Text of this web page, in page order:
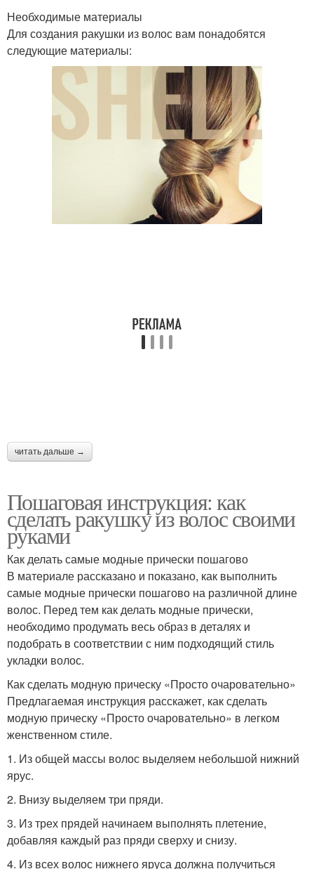
Необходимые материалы
Для создания ракушки из волос вам понадобятся
следующие материалы:
читать дальше →
Пошаговая инструкция: как
сделать ракушку из волос своими
руками
Как делать самые модные прически пошагово
В материале рассказано и показано, как выполнить
самые модные прически пошагово на различной длине
волос. Перед тем как делать модные прически,
необходимо продумать весь образ в деталях и
подобрать в соответствии с ним подходящий стиль
укладки волос.
Как сделать модную прическу «Просто очаровательно»
Предлагаемая инструкция расскажет, как сделать
модную прическу «Просто очаровательно» в легком
женственном стиле.
1. Из общей массы волос выделяем небольшой нижний
ярус.
2. Внизу выделяем три пряди.
3. Из трех прядей начинаем выполнять плетение,
добавляя каждый раз пряди сверху и снизу.
4. Из всех волос нижнего яруса должна получиться